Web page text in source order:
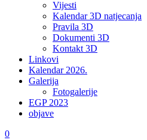
Vijesti
Kalendar 3D natjecanja
Pravila 3D
Dokumenti 3D
Kontakt 3D
Linkovi
Kalendar 2026.
Galerija
Fotogalerije
EGP 2023
objave
0